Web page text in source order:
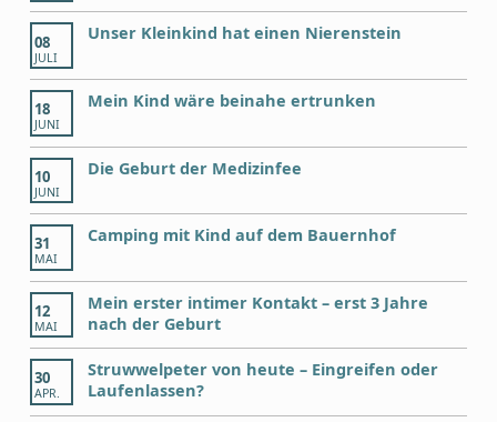
08
JULI
Unser Kleinkind hat einen Nierenstein
18
JUNI
Mein Kind wäre beinahe ertrunken
10
JUNI
Die Geburt der Medizinfee
31
MAI
Camping mit Kind auf dem Bauernhof
12
MAI
Mein erster intimer Kontakt – erst 3 Jahre
nach der Geburt
30
APR.
Struwwelpeter von heute – Eingreifen oder
Laufenlassen?